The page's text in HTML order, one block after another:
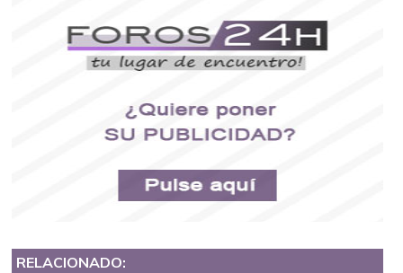
RELACIONADO: